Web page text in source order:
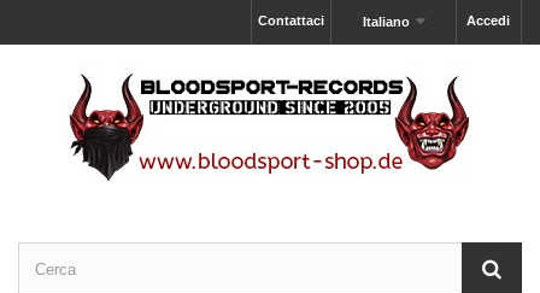
Accedi
Italiano
Contattaci